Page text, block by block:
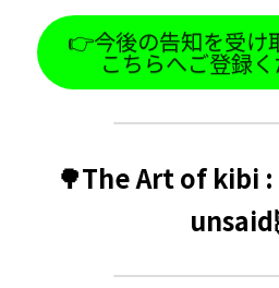
👉今後の告知を受け
こちらへご登録
🌳The Art of kibi